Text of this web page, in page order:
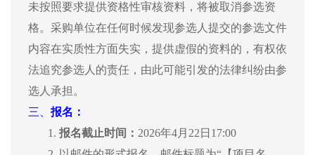
未按照要求提供资格性审核资料，将被取消参选资
格。采购单位在任何时候发现参选人提交的参选文件
内容在实质性方面失实，提供虚假的资料的，有权依
法追究参选人的责任，由此可能引发的法律纠纷由参
选人承担。
三、 报名：
1. 报名截止时间： 2026年4月22日17:00